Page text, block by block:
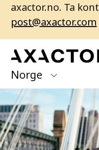
axactor.no. Ta
post@axactor.com
Norge
Axactor Group
Finland
Germany
Har du
Våre